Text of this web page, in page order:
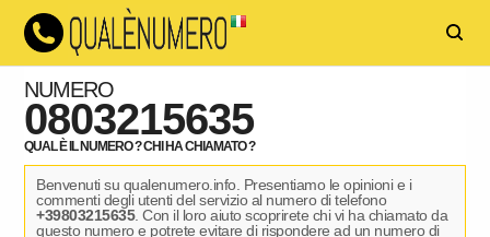
NUMERO
0803215635
QUAL È IL NUMERO ? CHI HA CHIAMATO ?
Benvenuti su qualenumero.info. Presentiamo le opinioni e i
commenti degli utenti del servizio al numero di telefono
+39803215635. Con il loro aiuto scoprirete chi vi ha chiamato da
questo numero e potrete evitare di rispondere ad un numero di